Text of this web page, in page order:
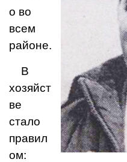
о во
всем
районе.
В
хозяйст
ве
стало
правил
ом: